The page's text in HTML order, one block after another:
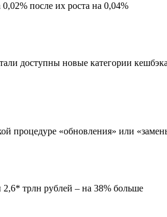
после их роста на 0,04%
доступны новые категории кешбэка
процедуре «обновления» или
трлн рублей – на 38% больше